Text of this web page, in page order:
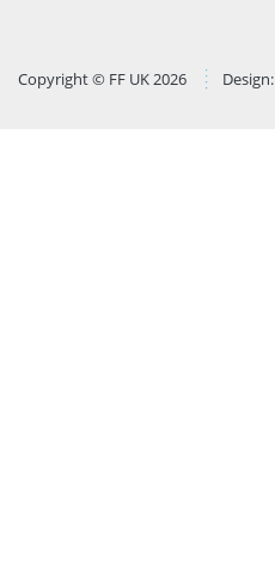
Copyright © FF UK 2026 Design: